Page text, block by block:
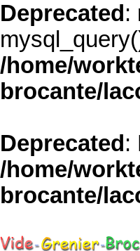
Deprecated :
/home/
brocante/
Deprecated :
/home/
brocante/